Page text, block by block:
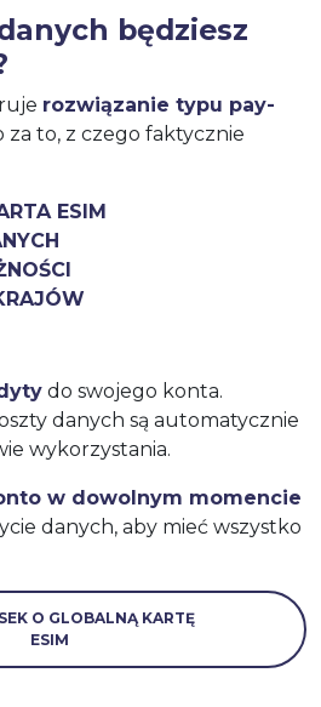
będziesz
rozwiązanie typu pay-
za to, z czego faktycznie
ESIM
do swojego konta.
danych są automatycznie
wykorzystania.
w dowolnym momencie
danych, aby mieć wszystko
O GLOBALNĄ KARTĘ
ESIM